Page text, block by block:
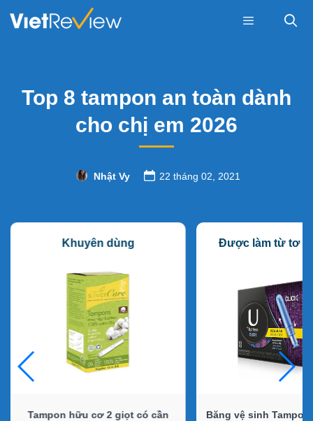
Top 8 tampon an toàn dành
cho chị em 2026
Nhật Vy 22 tháng 02, 2021
Khuyên dùng
Tampon hữu cơ 2 giọt có cần
Được làm từ tơ
Băng vệ sinh